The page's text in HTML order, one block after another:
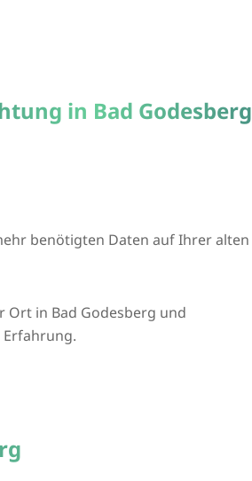
in Bad Godesberg
benötigten Daten auf Ihrer alten
in Bad Godesberg und